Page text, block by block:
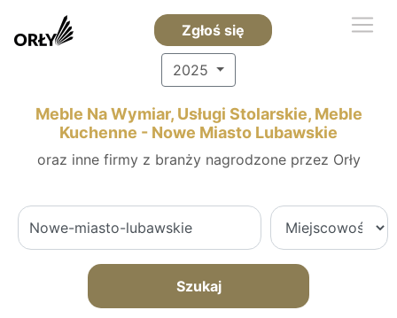
Zgłoś się
2025
Meble Na Wymiar, Usługi Stolarskie, Meble
Kuchenne - Nowe Miasto Lubawskie
oraz inne firmy z branży nagrodzone przez Orły
Szukaj